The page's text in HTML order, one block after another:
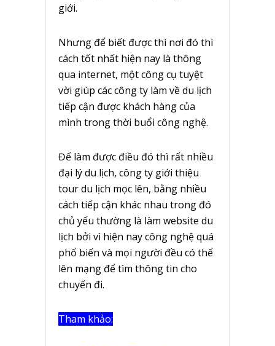
giới.
Nhưng để biết được thì nơi đó thì
cách tốt nhất hiện nay là thông
qua internet, một công cụ tuyệt
vời giúp các công ty làm về du lịch
tiếp cận được khách hàng của
mình trong thời buổi công nghệ.
Để làm được điều đó thì rất nhiều
đại lý du lịch, công ty giới thiệu
tour du lịch mọc lên, bằng nhiều
cách tiếp cận khác nhau trong đó
chủ yếu thường là làm website du
lịch bởi vì hiện nay công nghệ quá
phổ biến và mọi người đều có thể
lên mạng để tìm thông tin cho
chuyến đi.
Tham khảo: